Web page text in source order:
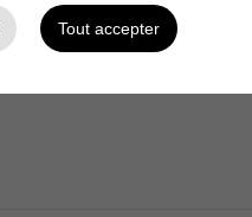
Tout accepter